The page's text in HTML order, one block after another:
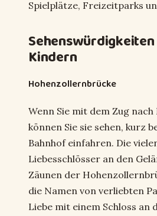
Spielplätze, Freizeitparks
Kindern
Hohenzollernbrücke
Wenn Sie mit dem Zug
können Sie sie sehen, kurz
Bahnhof einfahren. Die
Liebesschlösser an den
Zäunen der
die Namen von verliebten
Liebe mit einem Schloss an